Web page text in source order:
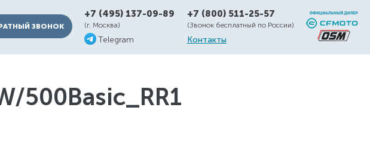
ЗВОНОК
+7 (495) 137-09-89
(г. Москва)
Telegram
+7 (800) 511-25-57
(Звонок бесплатный по России)
Контакты
500Basic_RR1